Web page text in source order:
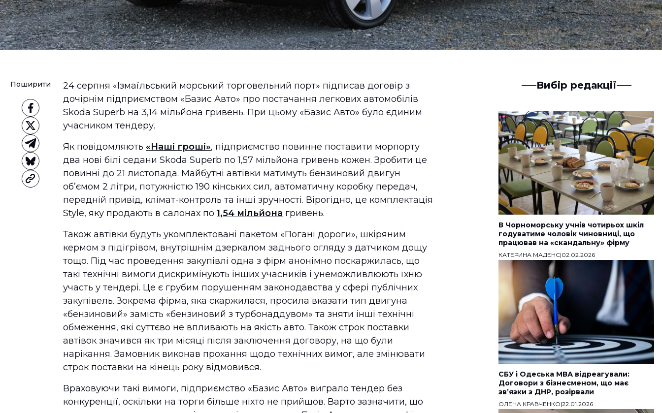
Поширити
24 серпня «Ізмаїльський морський торговельний порт» підписав договір з
дочірнім підприємством «Базис Авто» про постачання легкових автомобілів
Skoda Superb на 3,14 мільйона гривень. При цьому «Базис Авто» було єдиним
учасником тендеру.
Як повідомляють «Наші гроші», підприємство повинне поставити морпорту
два нові білі седани Skoda Superb по 1,57 мільйона гривень кожен. Зробити це
повинні до 21 листопада. Майбутні автівки матимуть бензиновий двигун
об’ємом 2 літри, потужністю 190 кінських сил, автоматичну коробку передач,
передній привід, клімат-контроль та інші зручності. Вірогідно, це комплектація
Style, яку продають в салонах по 1,54 мільйона гривень.
Також автівки будуть укомплектовані пакетом «Погані дороги», шкіряним
кермом з підігрівом, внутрішнім дзеркалом заднього огляду з датчиком дощу
тощо. Під час проведення закупівлі одна з фірм анонімно поскаржилась, що
такі технічні вимоги дискримінують інших учасників і унеможливлюють їхню
участь у тендері. Це є грубим порушенням законодавства у сфері публічних
закупівель. Зокрема фірма, яка скаржилася, просила вказати тип двигуна
«бензиновий» замість «бензиновий з турбонаддувом» та зняти інші технічні
обмеження, які суттєво не впливають на якість авто. Також строк поставки
автівок значився як три місяці після заключення договору, на що були
нарікання. Замовник виконав прохання щодо технічних вимог, але змінювати
строк поставки на кінець року відмовився.
Враховуючи такі вимоги, підприємство «Базис Авто» виграло тендер без
конкуренції, оскільки на торги більше ніхто не прийшов. Варто зазначити, що
Вибір редакції
В Чорноморську учнів чотирьох шкіл
годуватиме чоловік чиновниці, що
працював на «скандальну» фірму
КАТЕРИНА МАДЕНС|02.02.2026
СБУ і Одеська МВА відреагували:
Договори з бізнесменом, що має
звʼязки з ДНР, розірвали
ОЛЕНА КРАВЧЕНКО|22.01.2026